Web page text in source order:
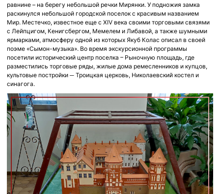
равнине – на берегу небольшой речки Мирянки. У подножия замка
раскинулся небольшой городской поселок с красивым названием
Мир. Местечко, известное еще с XIV века своими торговыми связями
с Лейпцигом, Кенигсбергом, Мемелем и Либавой, а также шумными
ярмарками, атмосферу одной из которых Якуб Колас описал в своей
поэме «Сымон-музыка». Во время экскурсионной программы
посетили исторический центр поселка – Рыночную площадь, где
разместились торговые ряды, жилые дома ремесленников и купцов,
культовые постройки ─ Троицкая церковь, Николаевский костел и
синагога.